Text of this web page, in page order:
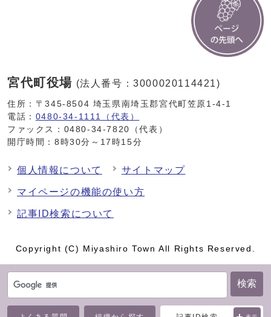
検索
宮代町役場 (法人番号：3000020114421)
住所：〒345-8504 埼玉県南埼玉郡宮代町笠原1-4-1
電話： 0480-34-1111（代表）
ファックス：0480-34-7820（代表）
開庁時間：8時30分～17時15分
個人情報について サイトマップ
マイページの機能の使い方
記事ID検索について
Copyright (C) Miyashiro Town All Rights Reserved.